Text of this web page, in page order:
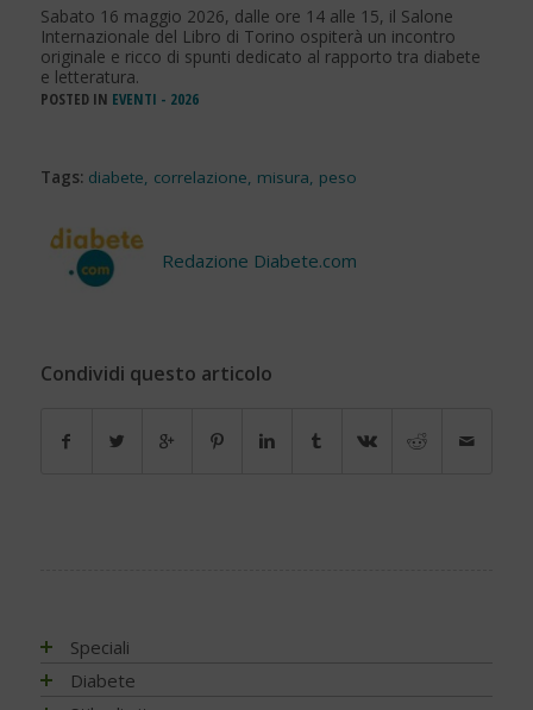
Sabato 16 maggio 2026, dalle ore 14 alle 15, il Salone
Internazionale del Libro di Torino ospiterà un incontro
originale e ricco di spunti dedicato al rapporto tra diabete
e letteratura.
POSTED IN EVENTI - 2026
Tags: diabete, correlazione, misura, peso
Redazione Diabete.com
Condividi questo articolo
Speciali
Antiossidanti e radicali liberi
Diabete